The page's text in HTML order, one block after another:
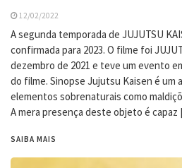
12/02/2022
A segunda temporada de JUJUTSU
confirmada para 2023. O filme foi
dezembro de 2021 e teve um evento
do filme. Sinopse Jujutsu Kaisen é um
elementos sobrenaturais como
A mera presença deste objeto é
SAIBA MAIS